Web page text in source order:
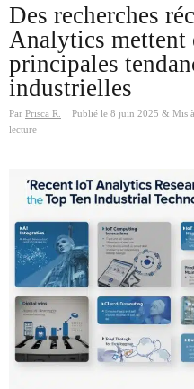
Des recherches
Analytics mettent
principales
industrielles
Par Prisca R. Publié le 8 juin 2025 & Mis
lecture